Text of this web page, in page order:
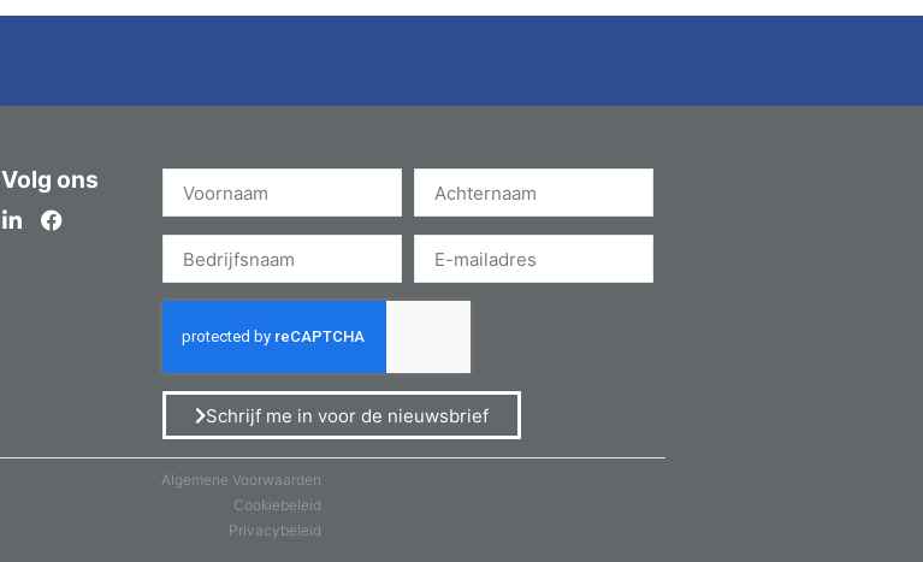
Volg ons
Schrijf me in voor de nieuwsbrief
Algemene Voorwaarden
Cookiebeleid
Privacybeleid